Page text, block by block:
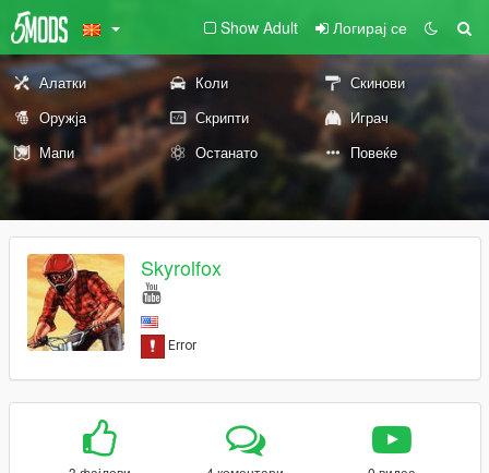
Show Adult Логирај се
Алатки Коли
Скинови
Оружја
Скрипти
Играч
Мапи
Останато Повеќе
Skyrolfox